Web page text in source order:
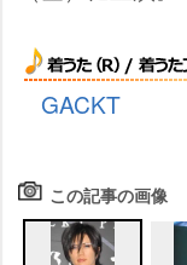
GACKT
この記事の画像